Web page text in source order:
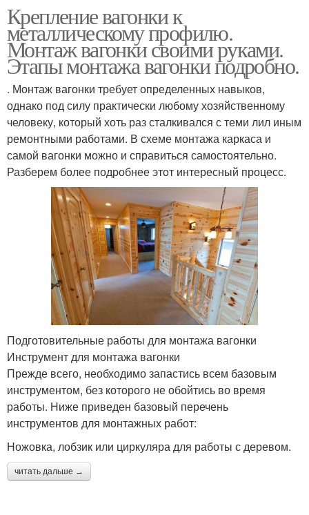
Крепление вагонки к
металлическому профилю.
Монтаж вагонки своими руками.
Этапы монтажа вагонки подробно.
. Монтаж вагонки требует определенных навыков,
однако под силу практически любому хозяйственному
человеку, который хоть раз сталкивался с теми лил иным
ремонтными работами. В схеме монтажа каркаса и
самой вагонки можно и справиться самостоятельно.
Разберем более подробнее этот интересный процесс.
Подготовительные работы для монтажа вагонки
Инструмент для монтажа вагонки
Прежде всего, необходимо запастись всем базовым
инструментом, без которого не обойтись во время
работы. Ниже приведен базовый перечень
инструментов для монтажных работ:
Ножовка, лобзик или циркуляра для работы с деревом.
читать дальше →